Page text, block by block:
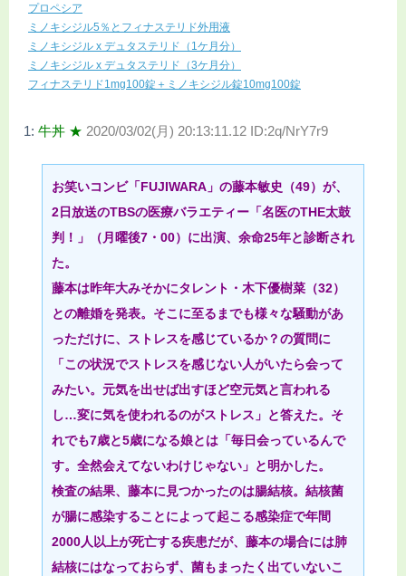
プロペシア
ミノキシジル5％とフィナステリド外用液
ミノキシジル x デュタステリド（1ケ月分）
ミノキシジル x デュタステリド（3ケ月分）
フィナステリド1mg100錠＋ミノキシジル錠10mg100錠
1: 牛丼 ★ 2020/03/02(月) 20:13:11.12 ID:2q/NrY7r9
お笑いコンビ「FUJIWARA」の藤本敏史（49）が、
2日放送のTBSの医療バラエティー「名医のTHE太鼓
判！」（月曜後7・00）に出演、余命25年と診断され
た。
藤本は昨年大みそかにタレント・木下優樹菜（32）
との離婚を発表。そこに至るまでも様々な騒動があ
っただけに、ストレスを感じているか？の質問に
「この状況でストレスを感じない人がいたら会って
みたい。元気を出せば出すほど空元気と言われる
し…変に気を使われるのがストレス」と答えた。そ
れでも7歳と5歳になる娘とは「毎日会っているんで
す。全然会えてないわけじゃない」と明かした。
検査の結果、藤本に見つかったのは腸結核。結核菌
が腸に感染することによって起こる感染症で年間
2000人以上が死亡する疾患だが、藤本の場合には肺
結核にはなっておらず、菌もまったく出ていないこ